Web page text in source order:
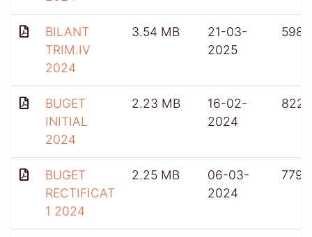
BILANT
TRIM.IV
2024
3.54 MB
21-03-
2025
598
BUGET
INITIAL
2024
2.23 MB
16-02-
2024
822
BUGET
RECTIFICAT
1 2024
2.25 MB
06-03-
2024
779